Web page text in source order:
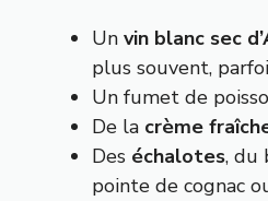
Un vin blanc sec
plus souvent,
Un fumet de
De la crème
Des échalotes, du
pointe de cognac